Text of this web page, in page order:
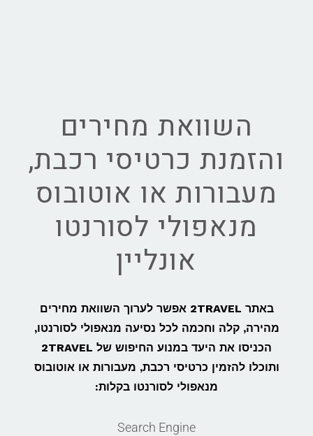
השוואת מחירים
והזמנת כרטיסי רכבת,
מעבורות או אוטובוס
מנאפולי לסורנטו
אונליין
באתר 2TRAVEL אפשר לערוך השוואת מחירים
מהירה, קלה וחכמה לכל נסיעה מנאפולי לסורנטו,
הכניסו את היעד במנוע החיפוש של 2TRAVEL
ותוכלו להזמין כרטיסי רכבת, מעבורות או אוטובוס
מנאפולי לסורנטו בקלות:
Search Engine